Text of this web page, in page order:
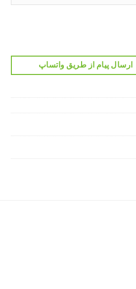
ارسال پیام از طریق واتساپ